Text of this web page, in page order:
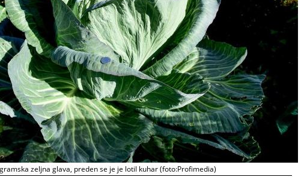
zeljna glava, preden se je je lotil kuhar (foto:Profimedia)